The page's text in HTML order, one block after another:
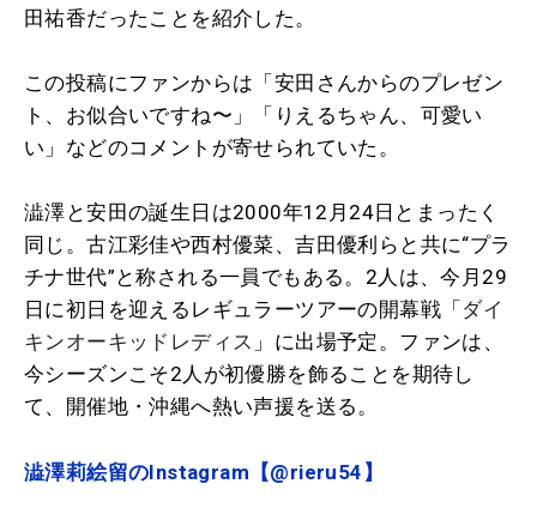
田祐香だったことを紹介した。
この投稿にファンからは「安田さんからのプレゼン
ト、お似合いですね〜」「りえるちゃん、可愛い
い」などのコメントが寄せられていた。
澁澤と安田の誕生日は2000年12月24日とまったく
同じ。古江彩佳や西村優菜、吉田優利らと共に“プラ
チナ世代”と称される一員でもある。2人は、今月29
日に初日を迎えるレギュラーツアーの開幕戦「ダイ
キンオーキッドレディス 」に出場予定。ファンは、
今シーズンこそ2人が初優勝を飾ることを期待し
て、開催地・沖縄へ熱い声援を送る。
澁澤莉絵留のInstagram【@rieru54】